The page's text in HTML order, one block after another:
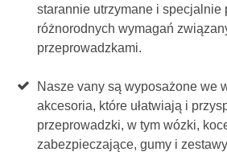
starannie utrzymane i specjalnie
różnorodnych wymagań
przeprowadzkami.
Nasze vany są wyposażone we
akcesoria, które ułatwiają i
przeprowadzki, w tym wózki,
zabezpieczające, gumy i